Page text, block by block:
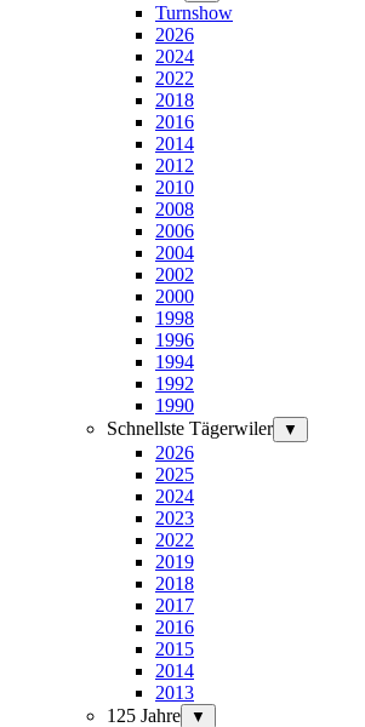
Turnshow
2026
2024
2022
2018
2016
2014
2012
2010
2008
2006
2004
2002
2000
1998
1996
1994
1992
1990
Schnellste Tägerwiler
▼
2026
2025
2024
2023
2022
2019
2018
2017
2016
2015
2014
2013
125 Jahre
▼